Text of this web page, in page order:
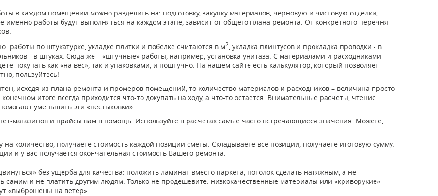
в каждом помещении можно разделить на: подготовку, закупку материалов, черновую и чистовую отделки,
работы будут выполняться на каждом этапе, зависит от общего плана ремонта. От конкретного перечня
работы по штукатурке, укладке плитки и побелке считаются в м2, укладка плинтусов и прокладка проводки - в
- в штуках. Сюда же – «штучные» работы, например, установка унитаза. С материалами и расходниками
покупать как «на вес», так и упаковками, и поштучно. На нашем сайте есть калькулятор, который позволяет
пользуйтесь!
исходя из плана ремонта и промеров помещений, то количество материалов и расходников – величина просто
итоге всегда приходится что-то докупать на ходу, а что-то остается. Внимательные расчеты, чтение
уменьшить эти «нестыковки».
магазинов и прайсы вам в помощь. Используйте в расчетах самые часто встречающиеся значения. Можете,
количество, получаете стоимость каждой позиции сметы. Складываете все позиции, получаете итоговую сумму.
и у вас получается окончательная стоимость Вашего ремонта.
без ущерба для качества: положить ламинат вместо паркета, потолок сделать натяжным, а не
самим и не платить другим людям. Только не продешевите: низкокачественные материалы или «криворукие»
«выброшены на ветер».